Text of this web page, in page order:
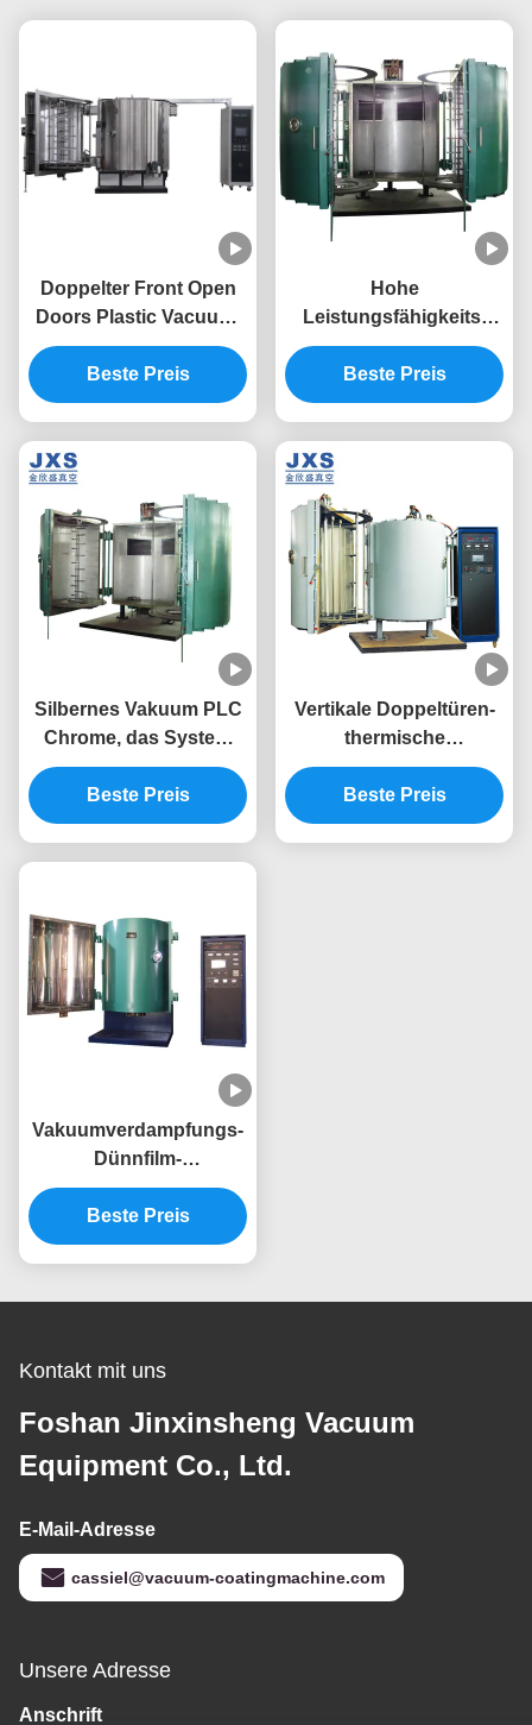
Doppelter Front Open
Doors Plastic Vacuum,
der Maschine
metallisiert
Beste Preis
Hohe
Leistungsfähigkeits-
Doppeltüren-
Vakuumthermische
Verdampfungs-
in Foshan JXS
Beste Preis
Silbernes Vakuum PLC
Chrome, das System
mit Flachschieber-
Pumpe metallisiert
Beste Preis
Vertikale Doppeltüren-
thermische
Verdampfungs-
Vakuumbeschichtungs-
Maschine
Beste Preis
Vakuumverdampfungs-
Dünnfilm-
Beschichtungs-
Maschine Foshans JXS
für harte Plastiksachen
Beste Preis
Kontakt mit uns
Foshan Jinxinsheng Vacuum
Equipment Co., Ltd.
E-Mail-Adresse
cassiel@vacuum-coatingmachine.com
Unsere Adresse
Anschrift